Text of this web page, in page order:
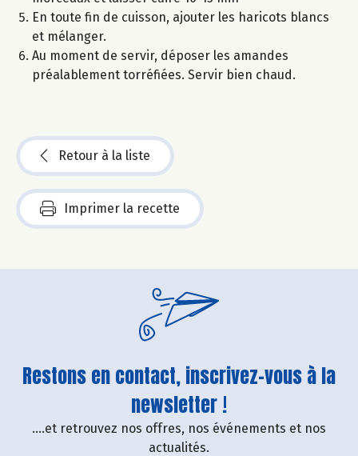
En toute fin de cuisson, ajouter les haricots blancs
et mélanger.
Au moment de servir, déposer les amandes
préalablement torréfiées. Servir bien chaud.
Retour à la liste
Imprimer la recette
Restons en contact, inscrivez-vous à la
newsletter !
....et retrouvez nos offres, nos événements et nos
actualités.